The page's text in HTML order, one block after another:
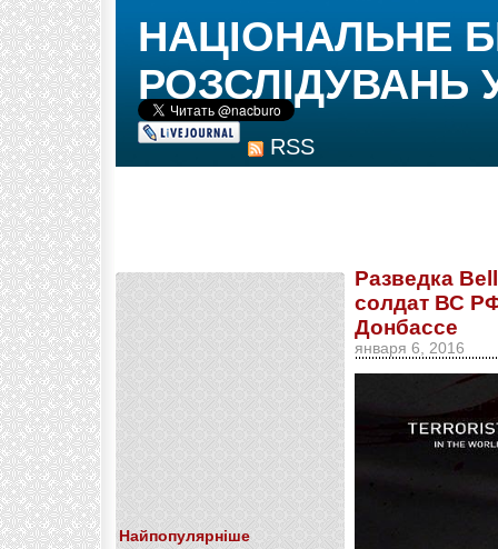
RSS
НАЦІОНАЛЬНЕ
РОЗСЛІДУВАНЬ
Найпопулярніше
Разведка
солдат ВС
Донбассе
января 6, 2016